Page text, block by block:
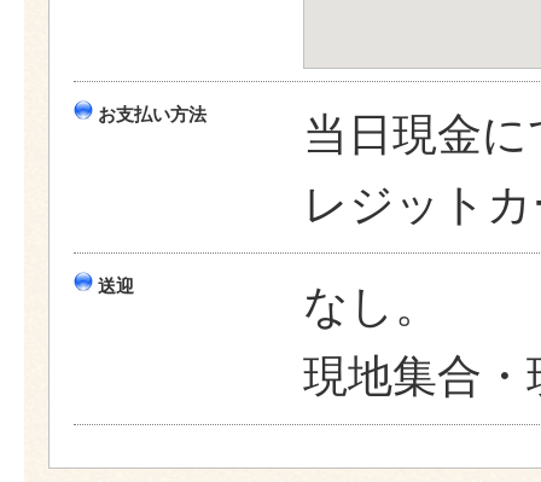
お支払い方法
当日現金
レジット
送迎
なし。
現地集合・